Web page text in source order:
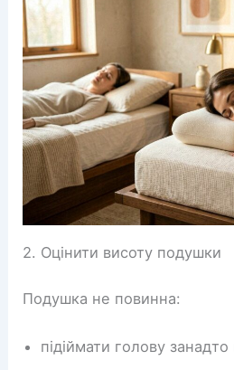
2. Оцінити висоту подушки
Подушка не повинна:
підіймати голову